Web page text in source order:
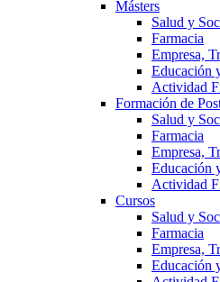
Másters
Salud y
Farmacia
Empresa,
Educación
Actividad
Formación de
Salud y
Farmacia
Empresa,
Educación
Actividad
Cursos
Salud y
Farmacia
Empresa,
Educación